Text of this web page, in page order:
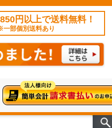
円以上で送料無料！
一部個別送料あり